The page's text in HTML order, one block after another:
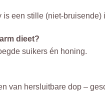
is een stille (niet-bruisende)
dieet?
suikers én honing.
van hersluitbare dop –